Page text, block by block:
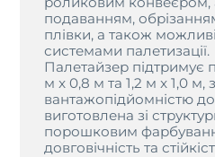
подаванням,
плівки, а також
системами палетизації.
Палетайзер підтримує
м x 0,8 м та 1,2 м x 1,0
вантажопідйомністю до
виготовлена зі
порошковим
довговічність та